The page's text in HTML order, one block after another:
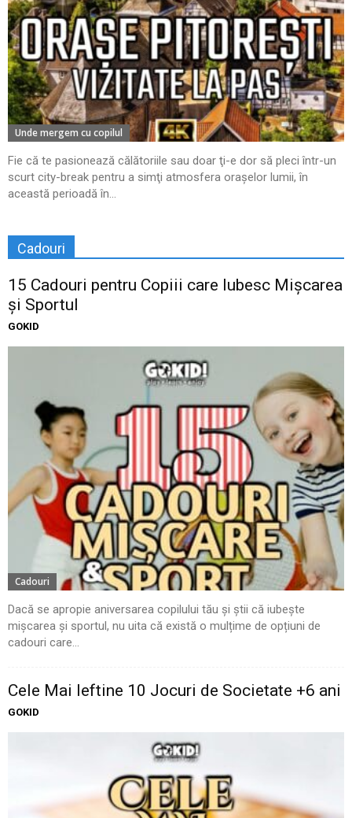
Unde mergem cu copilul
Fie că te pasionează călătoriile sau doar ţi-e dor să pleci într-un
scurt city-break pentru a simţi atmosfera oraşelor lumii, în
această perioadă în...
Cadouri
15 Cadouri pentru Copiii care Iubesc Mișcarea
și Sportul
GOKID
Cadouri
Dacă se apropie aniversarea copilului tău și știi că iubește
mișcarea și sportul, nu uita că există o mulțime de opțiuni de
cadouri care...
Cele Mai Ieftine 10 Jocuri de Societate +6 ani
GOKID